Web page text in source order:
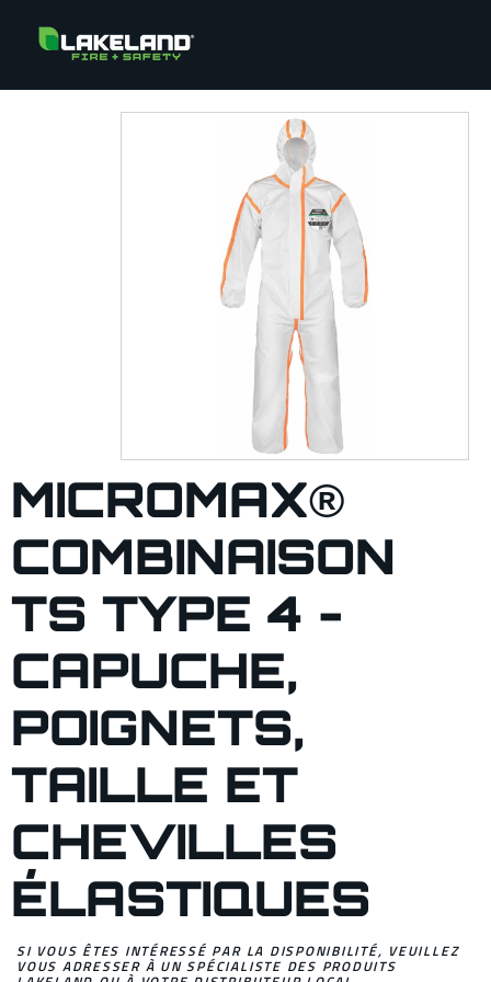
MICROMAX®
COMBINAISON
TS TYPE 4 -
CAPUCHE,
POIGNETS,
TAILLE ET
CHEVILLES
ÉLASTIQUES
SI VOUS ÊTES INTÉRESSÉ PAR LA DISPONIBILITÉ, VEUILLEZ
VOUS ADRESSER À UN SPÉCIALISTE DES PRODUITS